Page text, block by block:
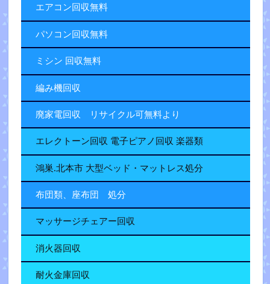
エアコン回収無料
パソコン回収無料
ミシン 回収無料
編み機回収
廃家電回収 リサイクル可無料より
エレクトーン回収 電子ピアノ回収 楽器類
鴻巣.北本市 大型ベッド・マットレス処分
布団類、座布団 処分
マッサージチェアー回収
消火器回収
耐火金庫回収